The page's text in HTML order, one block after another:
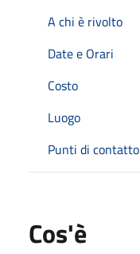
A chi è rivolto
Date e Orari
Costo
Luogo
Punti di contatto
Cos'è